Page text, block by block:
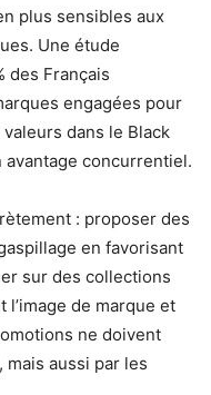
plus sensibles aux
Une étude
des Français
engagées pour
dans le Black
avantage concurrentiel.
: proposer des
en favorisant
sur des collections
de marque et
ne doivent
aussi par les